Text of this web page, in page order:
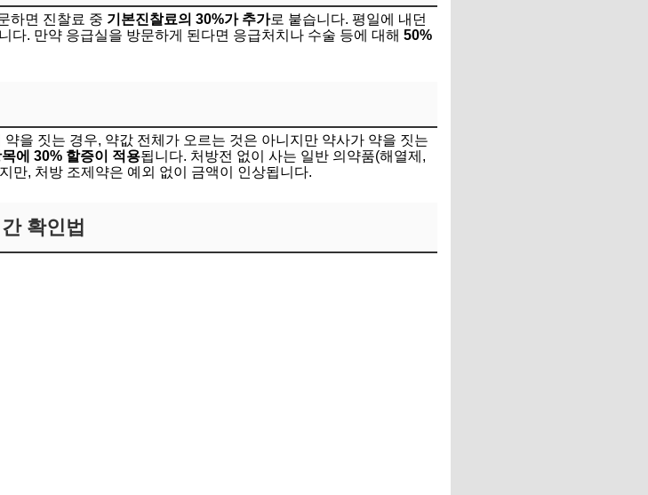
하면 진찰료 중 기본진찰료의 30%가 추가로 붙습니다. 평일에 내던
다. 만약 응급실을 방문하게 된다면 응급처치나 수술 등에 대해 50%
을 짓는 경우, 약값 전체가 오르는 것은 아니지만 약사가 약을 짓는
에 30% 할증이 적용됩니다. 처방전 없이 사는 일반 의약품(해열제,
만, 처방 조제약은 예외 없이 금액이 인상됩니다.
확인법